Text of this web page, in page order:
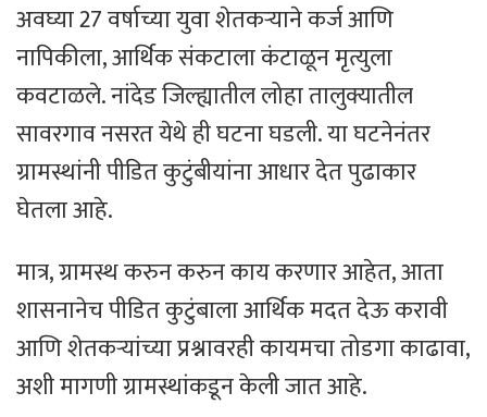
अवघ्या 27 वर्षाच्या युवा शेतकऱ्याने कर्ज आणि
नापिकीला, आर्थिक संकटाला कंटाळून मृत्युला
कवटाळले. नांदेड जिल्ह्यातील लोहा तालुक्यातील
सावरगाव नसरत येथे ही घटना घडली. या घटनेनंतर
ग्रामस्थांनी पीडित कुटुंबीयांना आधार देत पुढाकार
घेतला आहे.
मात्र, ग्रामस्थ करुन करुन काय करणार आहेत, आता
शासनानेच पीडित कुटुंबाला आर्थिक मदत देऊ करावी
आणि शेतकऱ्यांच्या प्रश्नावरही कायमचा तोडगा काढावा,
अशी मागणी ग्रामस्थांकडून केली जात आहे.